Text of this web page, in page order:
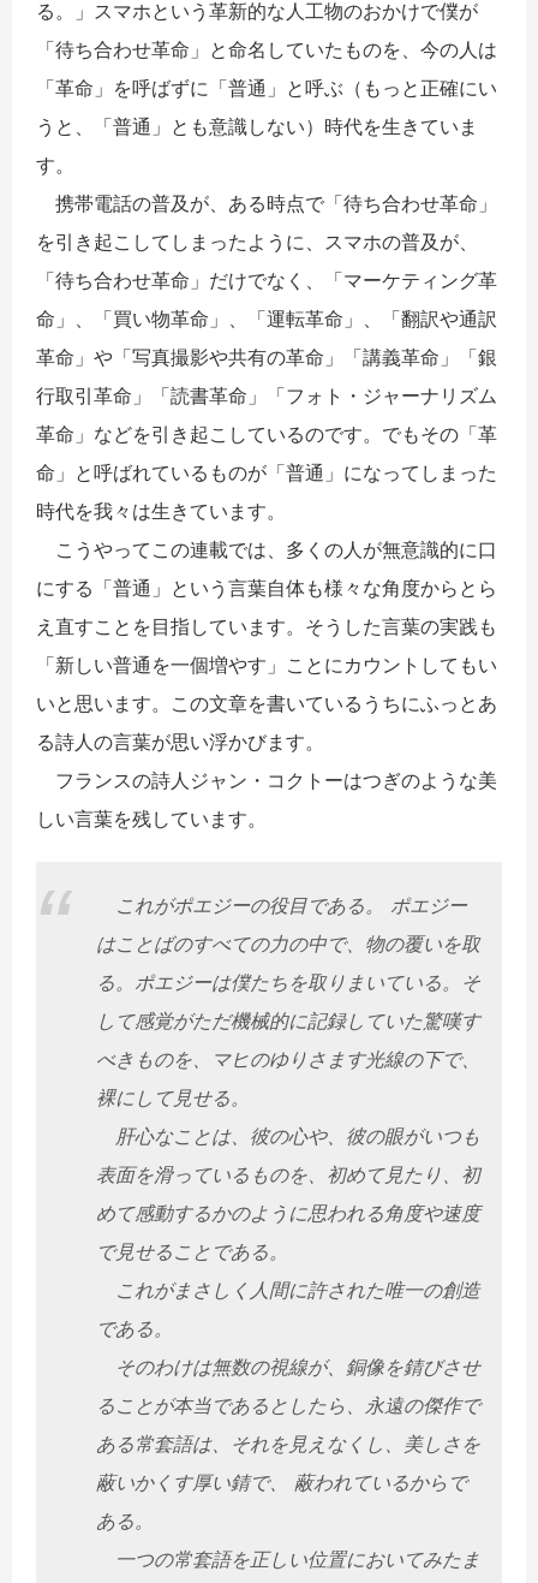
る。」スマホという革新的な人工物のおかけで僕が
「待ち合わせ革命」と命名していたものを、今の人は
「革命」を呼ばずに「普通」と呼ぶ（もっと正確にい
うと、「普通」とも意識しない）時代を生きていま
す。
携帯電話の普及が、ある時点で「待ち合わせ革命」
を引き起こしてしまったように、スマホの普及が、
「待ち合わせ革命」だけでなく、「マーケティング革
命」、「買い物革命」、「運転革命」、「翻訳や通訳
革命」や「写真撮影や共有の革命」「講義革命」「銀
行取引革命」「読書革命」「フォト・ジャーナリズム
革命」などを引き起こしているのです。でもその「革
命」と呼ばれているものが「普通」になってしまった
時代を我々は生きています。
こうやってこの連載では、多くの人が無意識的に口
にする「普通」という言葉自体も様々な角度からとら
え直すことを目指しています。そうした言葉の実践も
「新しい普通を一個増やす」ことにカウントしてもい
いと思います。この文章を書いているうちにふっとあ
る詩人の言葉が思い浮かびます。
フランスの詩人ジャン・コクトーはつぎのような美
しい言葉を残しています。
これがポエジーの役目である。 ポエジー
はことばのすべての力の中で、物の覆いを取
る。ポエジーは僕たちを取りまいている。そ
して感覚がただ機械的に記録していた驚嘆す
べきものを、マヒのゆりさます光線の下で、
裸にして見せる。
肝心なことは、彼の心や、彼の眼がいつも
表面を滑っているものを、初めて見たり、初
めて感動するかのように思われる角度や速度
で見せることである。
これがまさしく人間に許された唯一の創造
である。
そのわけは無数の視線が、銅像を錆びさせ
ることが本当であるとしたら、永遠の傑作で
ある常套語は、それを見えなくし、美しさを
蔽いかくす厚い錆で、 蔽われているからで
ある。
一つの常套語を正しい位置においてみたま